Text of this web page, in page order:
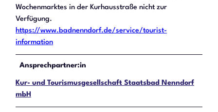
Wochenmarktes in der Kurhausstraße nicht zur
Verfügung.
https://www.badnenndorf.de/service/tourist-
information
Ansprechpartner:in
Kur- und Tourismusgesellschaft Staatsbad Nenndorf
mbH